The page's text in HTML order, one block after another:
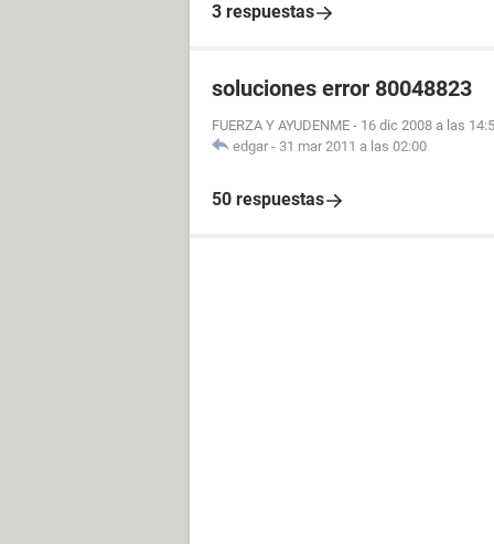
3 respuestas
soluciones error 80048823
FUERZA Y AYUDENME - 16 dic 2008 a las
edgar - 31 mar 2011 a las 02:00
50 respuestas